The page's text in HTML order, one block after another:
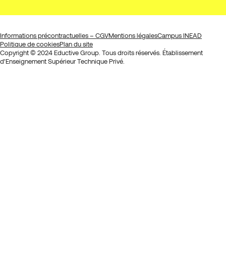
Informations précontractuelles – CGVMentions légalesCampus INEAD
Politique de cookiesPlan du site
Copyright © 2024 Eductive Group. Tous droits réservés. Établissement
d’Enseignement Supérieur Technique Privé.